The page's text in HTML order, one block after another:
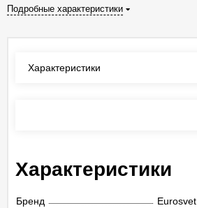
Подробные характеристики
Характеристики
Характеристики
Бренд Eurosvet